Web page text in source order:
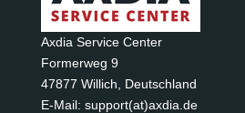
Axdia Service Center
Formerweg 9
47877 Willich
Deutschland
E-Mail: support(at)axdia.de